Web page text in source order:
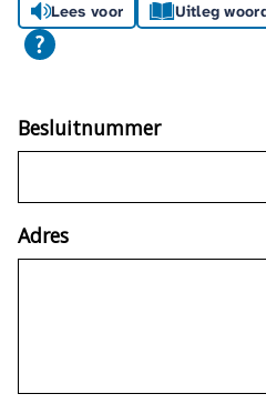
Lees voor Uitleg
Besluitnummer
Adres